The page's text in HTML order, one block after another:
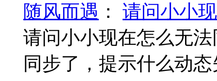
随风而遇 ： 请问小小
请问小小现在怎么无
同步了，提示什么动